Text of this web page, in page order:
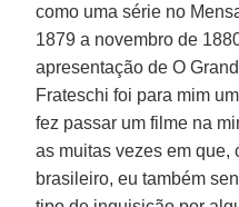
como uma série no
1879 a novembro de
apresentação de O
Frateschi foi para mim
fez passar um filme na
as muitas vezes em que,
brasileiro, eu também